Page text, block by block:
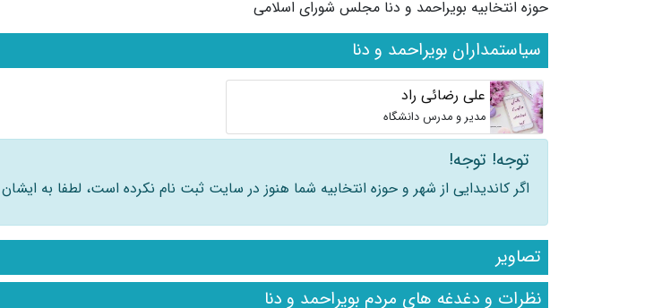
حوزه انتخابیه بویراحمد و دنا مجلس شورای اسلامی
سیاستمداران بویراحمد و دنا
علی رضائی راد
مدیر و مدرس دانشگاه
توجه! توجه!
اگر کاندیدایی از شهر و حوزه انتخابیه شما هنوز در سایت ثبت نام نکرده است، لطفا به
تصاویر
نظرات و دغدغه های مردم بویراحمد و دنا